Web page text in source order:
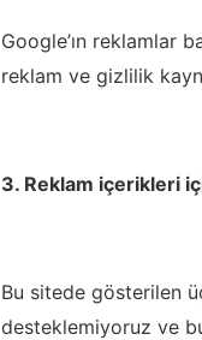
Google’ın reklamlar
reklam ve gizlilik
3. Reklam içerikleri
Bu sitede gösterilen
desteklemiyoruz ve